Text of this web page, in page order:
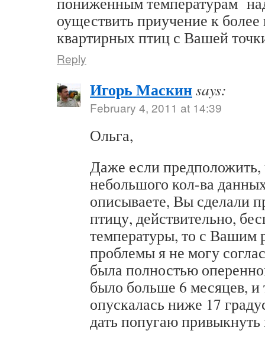
оуществить приучение к более
квартирных птиц с Вашей
Reply
Игорь Маскинsays:
February 4, 2011 at 14:39
Ольга,
Даже если предположить,
небольшого кол-ва
описываете, Вы сделали
птицу, действительно,
температуры, то с Вашим
проблемы я не могу
была полностью
было больше 6 месяцев, и
опускалась ниже 17
дать попугаю привыкнуть